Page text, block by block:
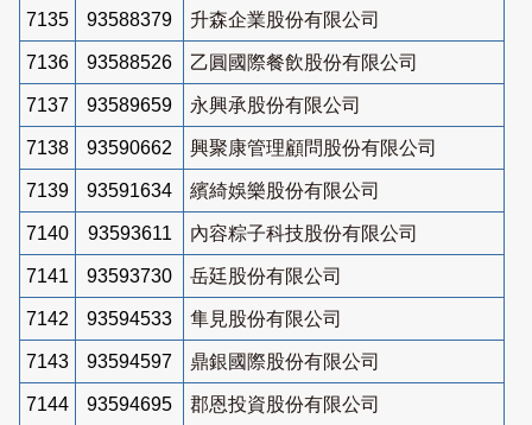
7135 93588379 升森企業股份有限公司
7136 93588526 乙圓國際餐飲股份有限公司
7137 93589659 永興承股份有限公司
7138 93590662 興聚康管理顧問股份有限公司
7139 93591634 繽綺娛樂股份有限公司
7140 93593611 內容粽子科技股份有限公司
7141 93593730 岳廷股份有限公司
7142 93594533 隼見股份有限公司
7143 93594597 鼎銀國際股份有限公司
7144 93594695 郡恩投資股份有限公司